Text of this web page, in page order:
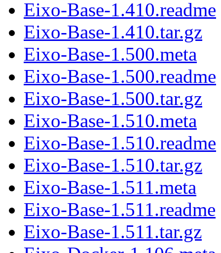
Eixo-Base-1.410.readme
Eixo-Base-1.410.tar.gz
Eixo-Base-1.500.meta
Eixo-Base-1.500.readme
Eixo-Base-1.500.tar.gz
Eixo-Base-1.510.meta
Eixo-Base-1.510.readme
Eixo-Base-1.510.tar.gz
Eixo-Base-1.511.meta
Eixo-Base-1.511.readme
Eixo-Base-1.511.tar.gz